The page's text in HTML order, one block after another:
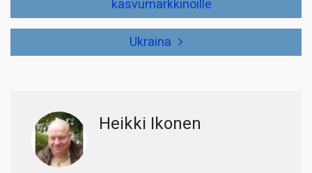
kasvumarkkinoille
Ukraina
Heikki Ikonen